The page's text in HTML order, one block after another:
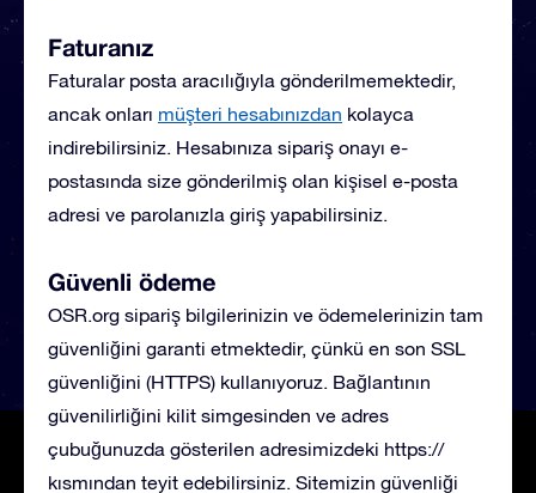
Faturanız
Faturalar posta aracılığıyla gönderilmemektedir,
ancak onları müşteri hesabınızdan kolayca
indirebilirsiniz. Hesabınıza sipariş onayı e-
postasında size gönderilmiş olan kişisel e-posta
adresi ve parolanızla giriş yapabilirsiniz.
Güvenli ödeme
OSR.org sipariş bilgilerinizin ve ödemelerinizin tam
güvenliğini garanti etmektedir, çünkü en son SSL
güvenliğini (HTTPS) kullanıyoruz. Bağlantının
güvenilirliğini kilit simgesinden ve adres
çubuğunuzda gösterilen adresimizdeki https://
kısmından teyit edebilirsiniz. Sitemizin güvenliği